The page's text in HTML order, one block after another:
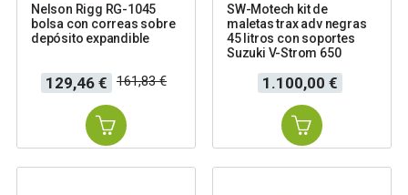
Nelson Rigg RG-1045
bolsa con correas sobre
depósito expandible
Precio
129,46 €
Precio
base
161,83 €
SW-Motech kit de
maletas trax adv negras
45 litros con soportes
Suzuki V-Strom 650
Precio
1.100,00 €